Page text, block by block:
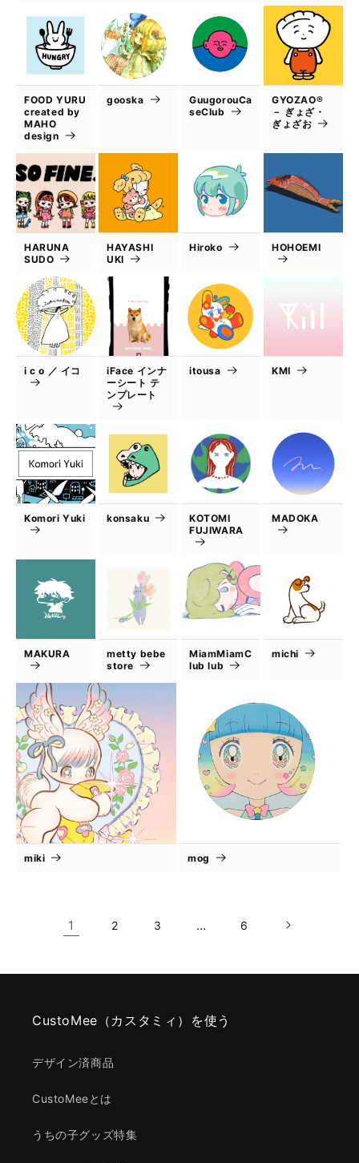
FOOD YURU
created by
MAHO
design
gooska
GuugorouCa
seClub
GYOZAO®
－ ぎょざ・
ぎょざお
HARUNA
SUDO
HAYASHI
UKI
Hiroko HOHOEMI
i c o ／ イコ
iFace インナ
ーシート テ
ンプレート
itousa KMI
Komori Yuki konsaku
KOTOMI
FUJIWARA
MADOKA
MAKURA
metty bebe
store
MiamMiamC
lub lub
michi
miki mog
1 2 3 … 6
CustoMee（カスタミィ）を使う
デザイン済商品
CustoMeeとは
うちの子グッズ特集